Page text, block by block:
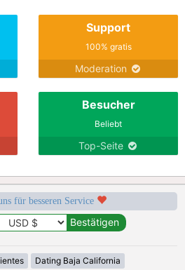
Support
100% gratis
Moderation
Besucher
Beliebt
Top-Seite
für besseren Service
Dating Baja California